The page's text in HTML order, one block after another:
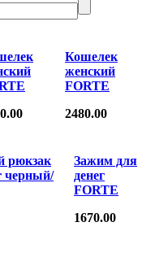
Кошелек
женский
FORTE
2480.00
рюкзак
черный/
Зажим для
денег
FORTE
1670.00